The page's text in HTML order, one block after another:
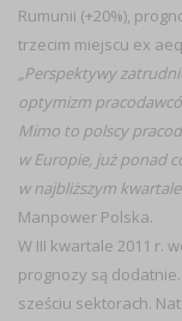
Rumunii (+20%),
trzecim miejscu ex
„Perspektywy
optymizm
Mimo to polscy
w Europie, już ponad
w najbliższym
Manpower Polska.
W III kwartale 2011 r.
prognozy są
sześciu sektorach.